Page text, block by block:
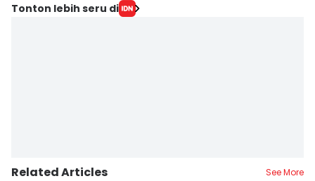
Tonton lebih seru di
Related Articles See More